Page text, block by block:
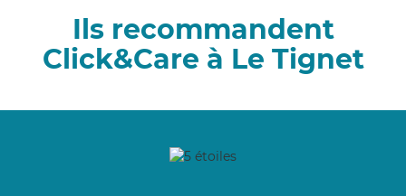
Ils recommandent
Click&Care à Le Tignet